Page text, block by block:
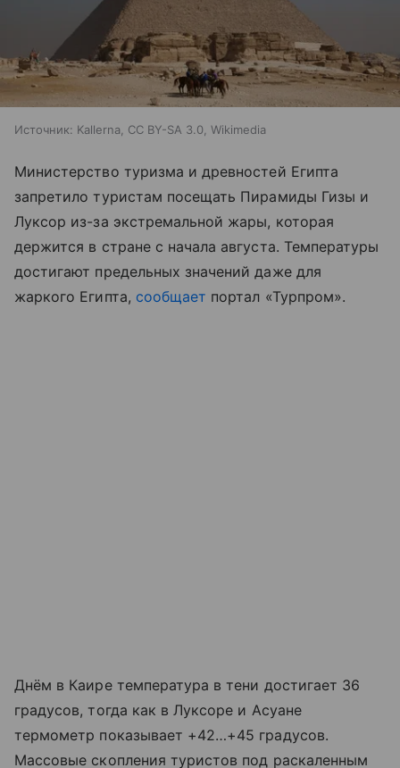
Источник: Kallerna, CC BY-SA 3.0, Wikimedia
Министерство туризма и древностей Египта
запретило туристам посещать Пирамиды Гизы и
Луксор из-за экстремальной жары, которая
держится в стране с начала августа. Температуры
достигают предельных значений даже для
жаркого Египта, сообщает портал «Турпром».
Днём в Каире температура в тени достигает 36
градусов, тогда как в Луксоре и Асуане
термометр показывает +42…+45 градусов.
Массовые скопления туристов под раскаленным